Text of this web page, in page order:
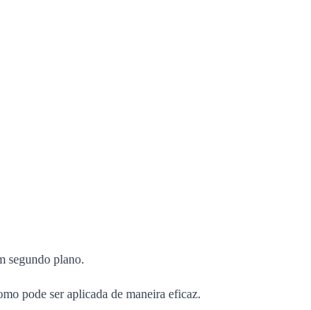
segundo plano.
pode ser aplicada de maneira eficaz.